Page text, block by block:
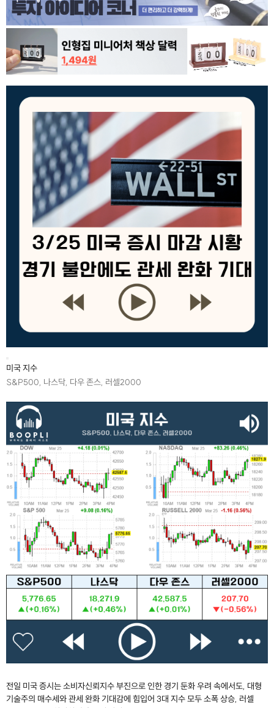
미국 지수
S&P500, 나스닥, 다우 존스, 러셀2000
전일 미국 증시는 소비자신뢰지수 부진으로 인한 경기 둔화 우려 속에서도, 대형
기술주의 매수세와 관세 완화 기대감에 힘입어 3대 지수 모두 소폭 상승, 러셀